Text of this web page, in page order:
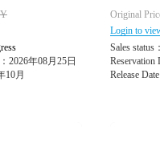
2026年08月25日
10月
Original
Login to
Sales status：
Reservation
Release